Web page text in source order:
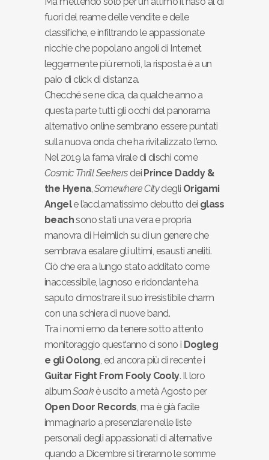
fuori del reame delle vendite e delle
classifiche, e infiltrando le appassionate
nicchie che popolano angoli di Internet
leggermente più remoti, la risposta è a un
paio di click di distanza.
Checché se ne dica, da qualche anno a
questa parte tutti gli occhi del panorama
alternativo online sembrano essere puntati
sulla nuova onda che ha rivitalizzato l’emo.
Nel 2019 la fama virale di dischi come
Cosmic Thrill Seekersdei Prince Daddy &
the Hyena,Somewhere Citydegli Origami
Angele l’acclamatissimo debutto dei glass
beachsono stati una vera e propria
manovra di Heimlich su di un genere che
sembrava esalare gli ultimi, esausti aneliti.
Ciò che era a lungo stato additato come
inaccessibile, lagnoso e ridondante ha
saputo dimostrare il suo irresistibile charm
con una schiera di nuove band.
Tra i nomi emo da tenere sotto attento
monitoraggio quest’anno ci sono i Dogleg
e gli Oolong, ed ancora più di recente i
Guitar Fight From Fooly Cooly. Il loro
albumSoak è uscito a metà Agosto per
Open Door Records, ma è già facile
immaginarlo a presenziare nelle liste
personali degli appassionati di alternative
quando a Dicembre si tireranno le somme